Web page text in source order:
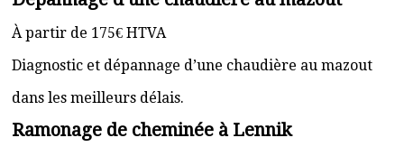
À partir de 175€ HTVA
Diagnostic et dépannage d’une chaudière au mazout
dans les meilleurs délais.
Ramonage de cheminée à Lennik